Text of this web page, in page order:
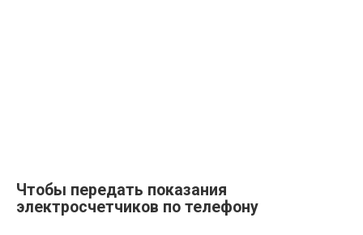
Чтобы передать показания
электросчетчиков по телефону